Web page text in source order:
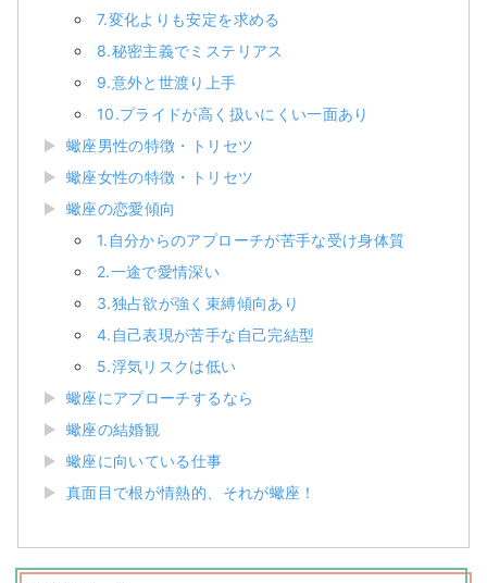
7.変化よりも安定を求める
8.秘密主義でミステリアス
9.意外と世渡り上手
10.プライドが高く扱いにくい一面あり
蠍座男性の特徴・トリセツ
蠍座女性の特徴・トリセツ
蠍座の恋愛傾向
1.自分からのアプローチが苦手な受け身体質
2.一途で愛情深い
3.独占欲が強く束縛傾向あり
4.自己表現が苦手な自己完結型
5.浮気リスクは低い
蠍座にアプローチするなら
蠍座の結婚観
蠍座に向いている仕事
真面目で根が情熱的、それが蠍座！